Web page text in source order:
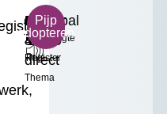
c³
Toonhoogte
Helder
&
direct
Thema
Principal
4'
Register
Klein
Formaat
€
17.50
Prijs
Pijp
adopteren